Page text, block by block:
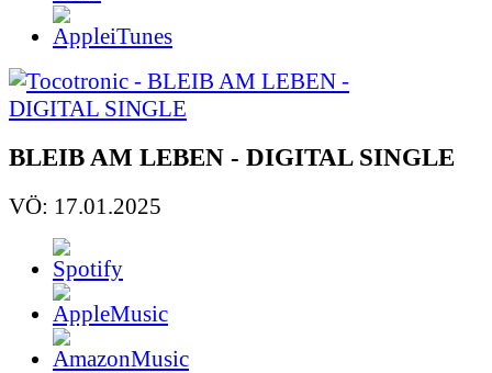
BLEIB AM LEBEN - DIGITAL SINGLE
VÖ: 17.01.2025